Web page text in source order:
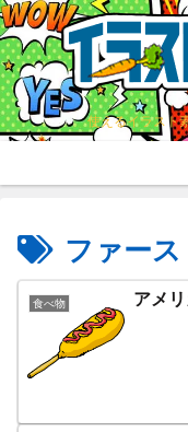
使えるイラスト
ファー
食べ物 アメ